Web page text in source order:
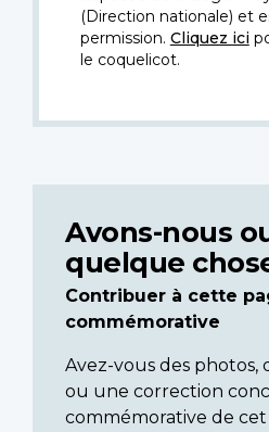
(Direction nationale) et
permission. Cliquez ici
le coquelicot.
Avons-nous
quelque
Contribuer à cette
commémorative
Avez-vous des photos,
ou une correction
commémorative de